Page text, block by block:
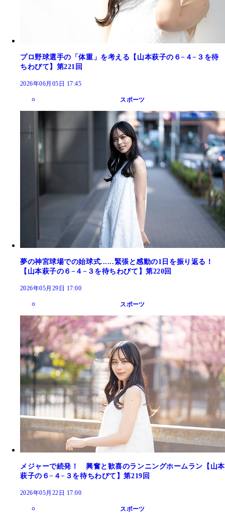
プロ野球選手の「体重」を考える【山本萩子の６−４−３を待
ちわびて】第221回
2026年06月05日 17:45
スポーツ
夢の神宮球場での始球式......緊張と感動の1日を振り返る！
【山本萩子の６−４−３を待ちわびて】第220回
2026年05月29日 17:00
スポーツ
メジャーで続発！ 興奮と歓喜のランニングホームラン【山本
萩子の６−４−３を待ちわびて】第219回
2026年05月22日 17:00
スポーツ